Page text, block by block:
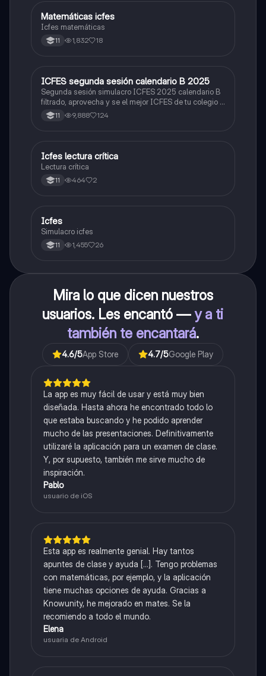
ICFES: Matemáticas
Matemáticas icfes
Icfes matemáticas
11 1,832 18
ICFES: Lectura Crítica
ICFES segunda sesión calendario B 2025
Segunda sesión simulacro ICFES 2025 calendario B
filtrado, aprovecha y se el mejor ICFES de tu colegio y
poder ingresar a universidad, y estudiar aquella
carrera con la que tanto sueñas.
11 9,888 124
Lengua Castellana
Icfes lectura crítica
Lectura crítica
11 464 2
ICFES: Sociales y Ciudadanas
Icfes
Simulacro icfes
11 1,455 26
Mira lo que dicen nuestros
usuarios. Les encantó —y a ti
también te encantará.
4.6/5App Store 4.7/5Google Play
La app es muy fácil de usar y está muy bien
diseñada. Hasta ahora he encontrado todo lo
que estaba buscando y he podido aprender
mucho de las presentaciones. Definitivamente
utilizaré la aplicación para un examen de clase.
Y, por supuesto, también me sirve mucho de
inspiración.
Pablo
usuario de iOS
Esta app es realmente genial. Hay tantos
apuntes de clase y ayuda [...]. Tengo problemas
con matemáticas, por ejemplo, y la aplicación
tiene muchas opciones de ayuda. Gracias a
Knowunity, he mejorado en mates. Se la
recomiendo a todo el mundo.
Elena
usuaria de Android